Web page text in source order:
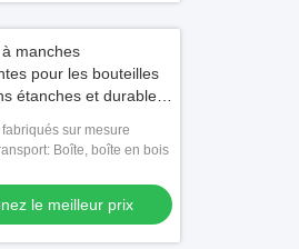
manches
pour les bouteilles
étanches et durables
d'approvisionnement
de livraison rapide
satisfaction du client
fabriqués sur mesure
Boîte, boîte en bois
le meilleur prix